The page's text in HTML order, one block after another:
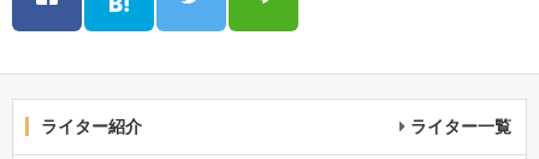
ライター紹介 ライター一覧